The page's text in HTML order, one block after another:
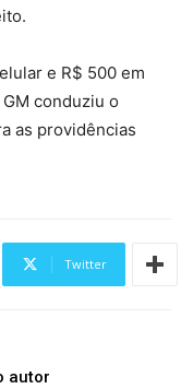
e R$ 500 em
conduziu o
as providências
Twitter
autor